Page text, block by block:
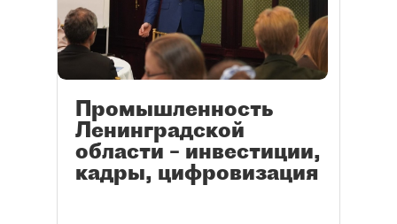
Промышленность
Ленинградской
области – инвестиции,
кадры, цифровизация